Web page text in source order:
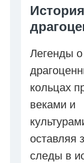
История
Легенды о
кольцах
веками и
оставляя
следы в